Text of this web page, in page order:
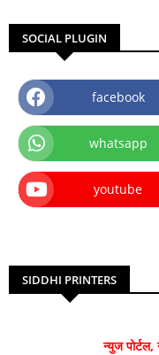
SOCIAL PLUGIN
facebook
whatsapp
youtube
SIDDHI PRINTERS
न्युज